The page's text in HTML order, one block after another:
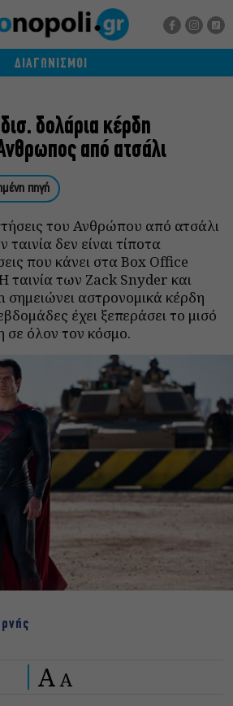
ΔΙΑΓΩΝΙΣΜΟΙ
δολάρια κέρδη
από ατσάλι
πηγή
του Ανθρώπου από ατσάλι
δεν είναι τίποτα
που κάνει στα Box Office
ταινία των Zack Snyder και
αστρονομικά κέρδη
έχει ξεπεράσει το μισό
σε όλον τον κόσμο.
A A